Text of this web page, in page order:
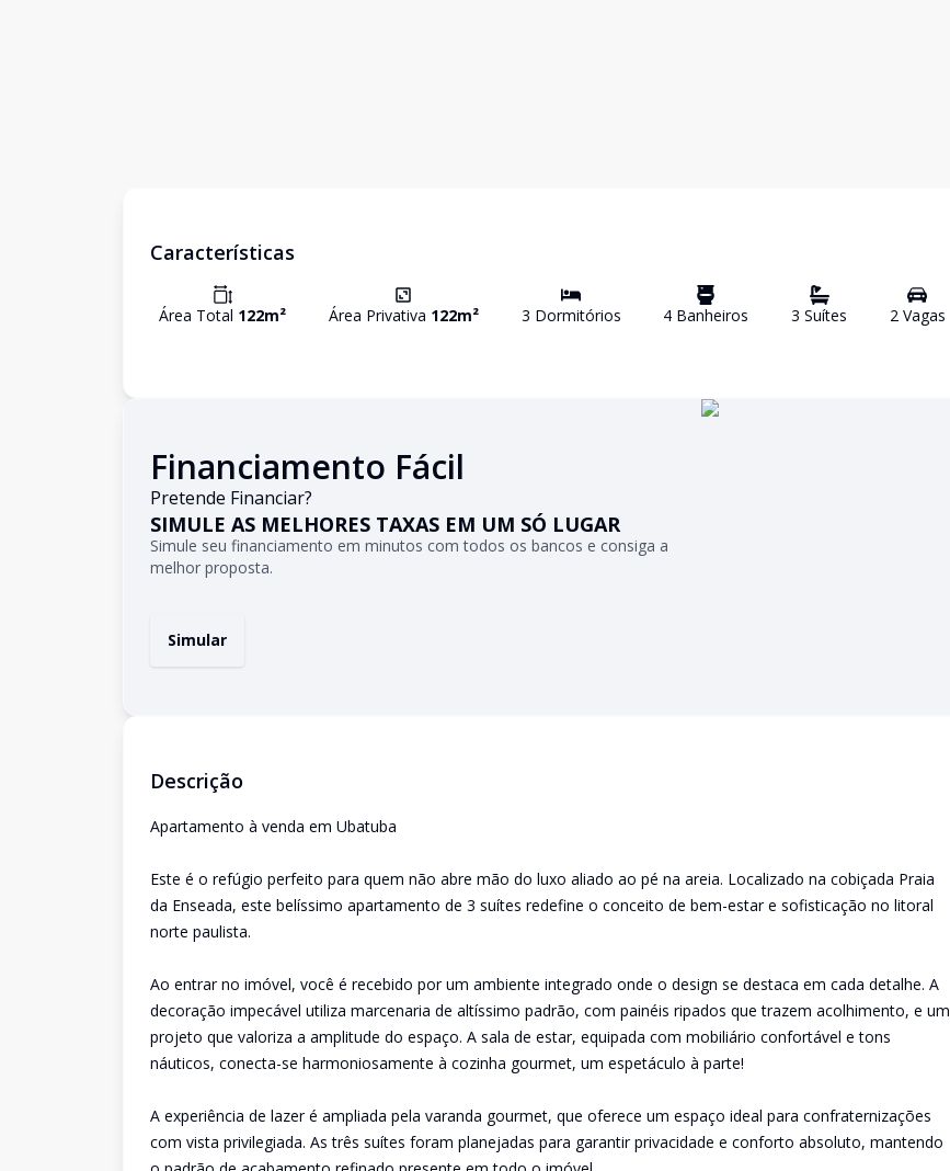
Características
Área Total 122m² Área Privativa 122m² 3 Dormitórios 4 Banheiros 3 Suítes 2Vagas
Financiamento Fácil
Pretende Financiar?
SIMULE AS MELHORES TAXAS EM UM SÓ LUGAR
Simule seu financiamento em minutos com todos os bancos e consiga a
melhor proposta.
Simular
Descrição
Apartamento à venda em Ubatuba
Este é o refúgio perfeito para quem não abre mão do luxo aliado ao pé na areia. Localizado na cobiçada Praia
da Enseada, este belíssimo apartamento de 3 suítes redefine o conceito de bem-estar e sofisticação no litoral
norte paulista.
Ao entrar no imóvel, você é recebido por um ambiente integrado onde o design se destaca em cada detalhe. A
decoração impecável utiliza marcenaria de altíssimo padrão, com painéis ripados que trazem acolhimento, e um
projeto que valoriza a amplitude do espaço. A sala de estar, equipada com mobiliário confortável e tons
náuticos, conecta-se harmoniosamente à cozinha gourmet, um espetáculo à parte!
A experiência de lazer é ampliada pela varanda gourmet, que oferece um espaço ideal para confraternizações
com vista privilegiada. As três suítes foram planejadas para garantir privacidade e conforto absoluto, mantendo